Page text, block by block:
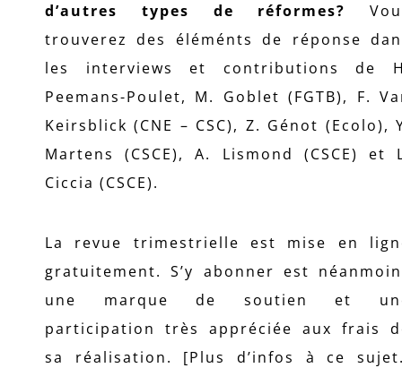
d’autres types de réformes?
trouverez des éléménts de réponse
les interviews et contributions de
Peemans-Poulet, M. Goblet (FGTB), F.
Keirsblick (CNE – CSC), Z. Génot (Ecolo),
Martens (CSCE), A. Lismond (CSCE) et
Ciccia (CSCE).
La revue trimestrielle est mise en
gratuitement. S’y abonner est
une marque de soutien et
participation très appréciée aux frais
sa réalisation. [Plus d’infos à ce